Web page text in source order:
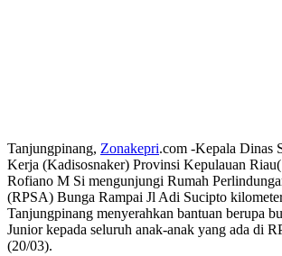
Tanjungpinang, Zonakepri.com -Kepala Dinas
Kerja (Kadisosnaker) Provinsi Kepulauan Riau(
Rofiano M Si mengunjungi Rumah
(RPSA) Bunga Rampai Jl Adi Sucipto
Tanjungpinang menyerahkan bantuan berupa
Junior kepada seluruh anak-anak yang ada di
(20/03).